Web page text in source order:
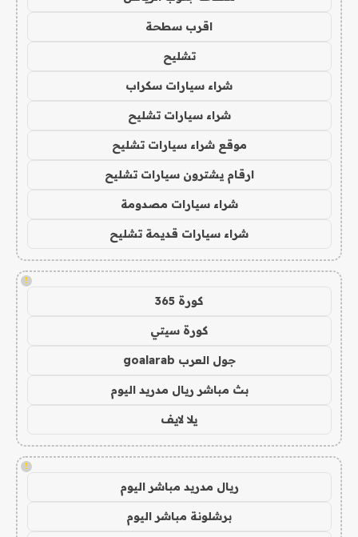
اقرب سطحة
تشليح
شراء سيارات سكراب
شراء سيارات تشليح
موقع شراء سيارات تشليح
ارقام يشترون سيارات تشليح
شراء سيارات مصدومة
شراء سيارات قديمة تشليح
!
كورة 365
كورة سيتي
جول العرب goalarab
بث مباشر ريال مدريد اليوم
يلا لايف
!
ريال مدريد مباشر اليوم
برشلونة مباشر اليوم